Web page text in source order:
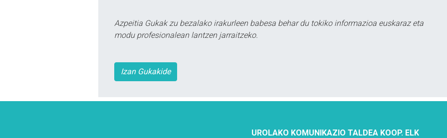
Azpeitia Gukak zu bezalako irakurleen babesa behar du tokiko informazioa euskaraz eta
modu profesionalean lantzen jarraitzeko.
Izan Gukakide
UROLAKO KOMUNIKAZIO TALDEA KOOP. ELK